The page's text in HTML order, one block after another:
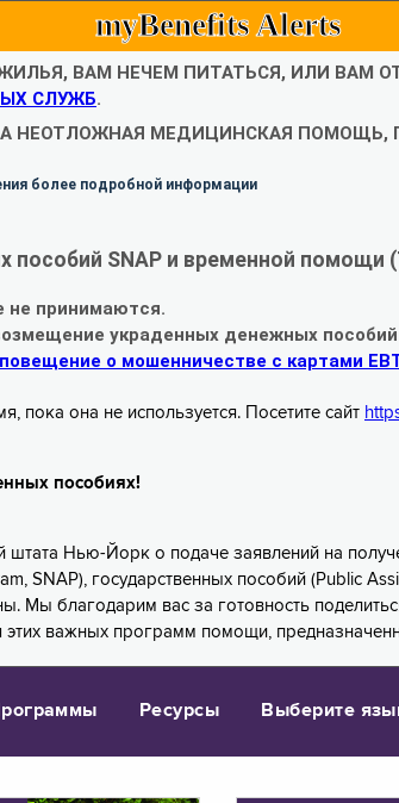
myBenefits Alerts
ВАМ НЕЧЕМ ПИТАТЬСЯ, ИЛИ ВАМ
СЛУЖБ.
НЕОТЛОЖНАЯ МЕДИЦИНСКАЯ ПОМОЩЬ,
более подробной информации
SNAP и временной помощи
не принимаются.
украденных денежных
о мошенничестве с картами
пока она не используется. Посетите сайт
пособиях!
штата Нью-Йорк о подаче заявлений на
SNAP), государственных пособий (Public
Мы благодарим вас за готовность
важных программ помощи,
Ресурсы Выберите